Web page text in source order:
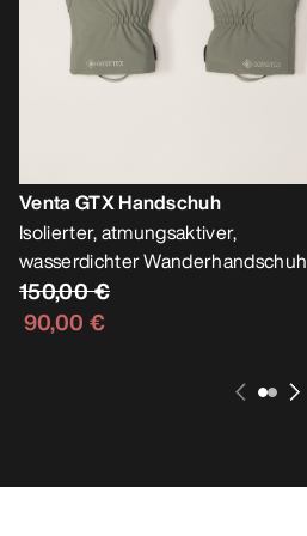
Venta GTX Handschuh
Isolierter, atmungsaktiver,
wasserdichter Wanderhandschuh
150,00 €
90,00 €